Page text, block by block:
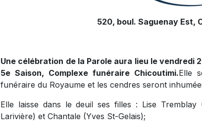
520, boul. Saguenay Est,
Une célébration de la Parole aura lieu le vendredi
5e Saison, Complexe funéraire Chicoutimi.Elle
funéraire du Royaume et les cendres seront
Elle laisse dans le deuil ses filles : Lise Tremblay
Larivière) et Chantale (Yves St-Gelais);